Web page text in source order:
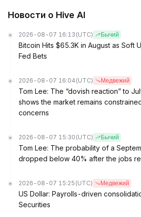
Новости о Hive AI
2026-08-07 16:13 (UTC) Бычий
Bitcoin Hits $65.3K in August as Soft
Fed Bets
2026-08-07 16:04 (UTC) Медвежий
Tom Lee: The “dovish reaction” to
shows the market remains
concerns
2026-08-07 15:30 (UTC) Бычий
Tom Lee: The probability of a
dropped below 40% after the jobs
2026-08-07 15:25 (UTC) Медвежий
US Dollar: Payrolls-driven
Securities